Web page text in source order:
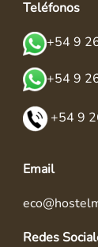
Teléfonos
+54 9
+54 9
+54 9
Email
Redes